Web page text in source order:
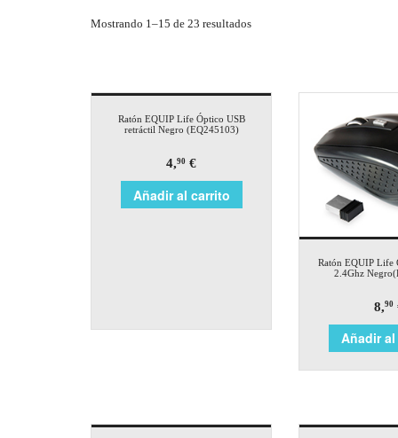
Mostrando 1–15 de 23 resultados
Ratón EQUIP Life Óptico USB
retráctil Negro (EQ245103)
4,90 €
Añadir al carrito
Ratón EQUIP Life
2.4Ghz
8,90
Añadir